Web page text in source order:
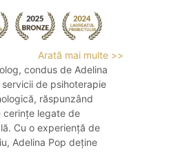
Arată mai multe >>
condus de Adelina
de psihoterapie
răspunzând
cerințe legate de
Cu o experiență de
Adelina Pop deține